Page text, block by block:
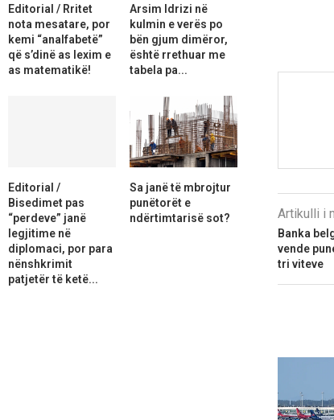
Artikulli i
Banka
vende
tri viteve
Editorial / Rritet
nota mesatare, por
kemi “analfabetë”
që s’dinë as lexim e
as matematikë!
Arsim Idrizi në
kulmin e verës po
bën gjum dimëror,
është rrethuar me
tabela pa...
Editorial /
Bisedimet pas
“perdeve” janë
legjitime në
diplomaci, por para
nënshkrimit
patjetër të ketë...
Sa janë të mbrojtur
punëtorët e
ndërtimtarisë sot?